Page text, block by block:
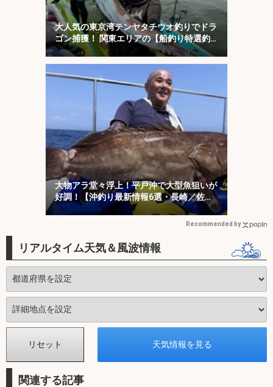
大人気の東京湾テンヤタチウオ釣りでドラ
ゴン捕獲！ 関東エリアの【船釣り特選釣
果7選】
大物アラ堂々浮上！平戸沖で大型魚狙いが
好調！【沖釣り最新情報6選・長崎／佐
Recommended by
リアルタイム天気＆風波情報
関連する記事